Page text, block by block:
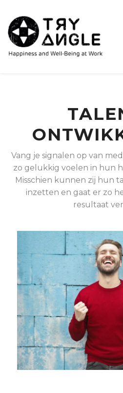
Vang je signalen op van
zo gelukkig voelen in hun
Misschien kunnen zij hun
inzetten en gaat er zo
resultaat